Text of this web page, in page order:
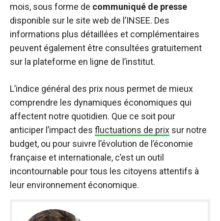
mois, sous forme de communiqué de presse
disponible sur le site web de l’INSEE. Des
informations plus détaillées et complémentaires
peuvent également être consultées gratuitement
sur la plateforme en ligne de l’institut.
L’indice général des prix nous permet de mieux
comprendre les dynamiques économiques qui
affectent notre quotidien. Que ce soit pour
anticiper l’impact des fluctuations de prix sur notre
budget, ou pour suivre l’évolution de l’économie
française et internationale, c’est un outil
incontournable pour tous les citoyens attentifs à
leur environnement économique.